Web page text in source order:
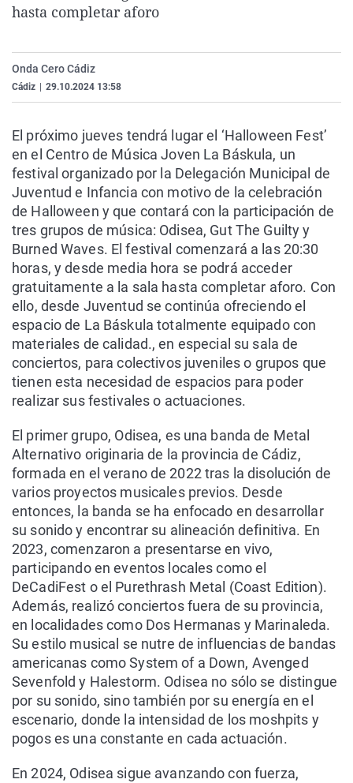
hasta completar aforo
Onda Cero Cádiz
Cádiz 29.10.2024 13:58
El próximo jueves tendrá lugar el ‘Halloween Fest’
en el Centro de Música Joven La Báskula, un
festival organizado por la Delegación Municipal de
Juventud e Infancia con motivo de la celebración
de Halloween y que contará con la participación de
tres grupos de música: Odisea, Gut The Guilty y
Burned Waves. El festival comenzará a las 20:30
horas, y desde media hora se podrá acceder
gratuitamente a la sala hasta completar aforo. Con
ello, desde Juventud se continúa ofreciendo el
espacio de La Báskula totalmente equipado con
materiales de calidad., en especial su sala de
conciertos, para colectivos juveniles o grupos que
tienen esta necesidad de espacios para poder
realizar sus festivales o actuaciones.
El primer grupo, Odisea, es una banda de Metal
Alternativo originaria de la provincia de Cádiz,
formada en el verano de 2022 tras la disolución de
varios proyectos musicales previos. Desde
entonces, la banda se ha enfocado en desarrollar
su sonido y encontrar su alineación definitiva. En
2023, comenzaron a presentarse en vivo,
participando en eventos locales como el
DeCadiFest o el Purethrash Metal (Coast Edition).
Además, realizó conciertos fuera de su provincia,
en localidades como Dos Hermanas y Marinaleda.
Su estilo musical se nutre de influencias de bandas
americanas como System of a Down, Avenged
Sevenfold y Halestorm. Odisea no sólo se distingue
por su sonido, sino también por su energía en el
escenario, donde la intensidad de los moshpits y
pogos es una constante en cada actuación.
En 2024, Odisea sigue avanzando con fuerza,